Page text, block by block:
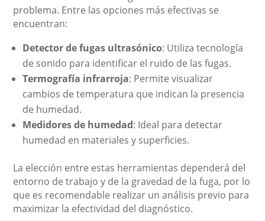
problema. Entre las opciones más efectivas se
encuentran:
Detector de fugas ultrasónico: Utiliza tecnología
de sonido para identificar el ruido de las fugas.
Termografía infrarroja: Permite visualizar
cambios de temperatura que indican la presencia
de humedad.
Medidores de humedad: Ideal para detectar
humedad en materiales y superficies.
La elección entre estas herramientas dependerá del
entorno de trabajo y de la gravedad de la fuga, por lo
que es recomendable realizar un análisis previo para
maximizar la efectividad del diagnóstico.